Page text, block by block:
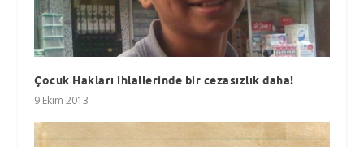
Çocuk Hakları ihlallerinde bir cezasızlık daha!
9 Ekim 2013